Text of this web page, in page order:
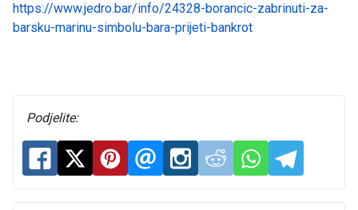
https://www.jedro.bar/info/24328-borancic-zabrinuti-za-
barsku-marinu-simbolu-bara-prijeti-bankrot
Podjelite: